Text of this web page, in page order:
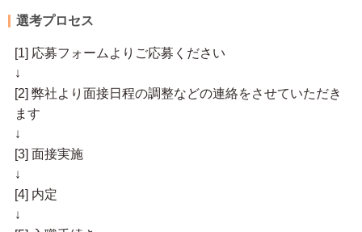
選考プロセス
[1] 応募フォームよりご応募ください
↓
[2] 弊社より面接日程の調整などの連絡をさせていただき
ます
↓
[3] 面接実施
↓
[4] 内定
↓